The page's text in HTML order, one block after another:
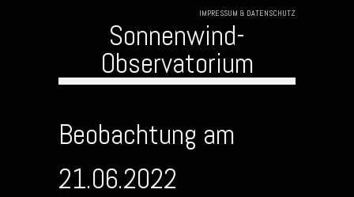
IMPRESSUM & DATENSCHUTZ
Sonnenwind-
Observatorium
Beobachtung am
21.06.2022